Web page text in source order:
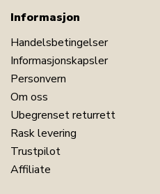
Informasjon
Handelsbetingelser
Informasjonskapsler
Personvern
Om oss
Ubegrenset returrett
Rask levering
Trustpilot
Affiliate